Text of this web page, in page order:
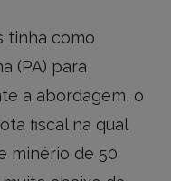
tinha como
(PA) para
a abordagem, o
fiscal na qual
minério de 50